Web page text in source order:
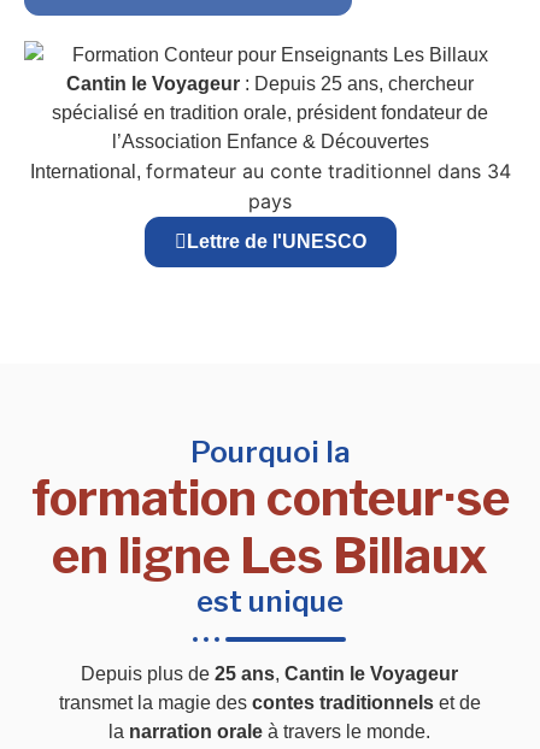
Cantin le Voyageur : Depuis 25 ans, chercheur
spécialisé en tradition orale, président fondateur de
l’Association Enfance & Découvertes
International, formateur au conte traditionnel dans 34
pays
Lettre de l'UNESCO
Pourquoi la
formation conteur·se
en ligne Les Billaux
est unique
Depuis plus de25 ans,Cantin le Voyageur
transmet la magie des contes traditionnelset de
la narration orale à travers le monde.